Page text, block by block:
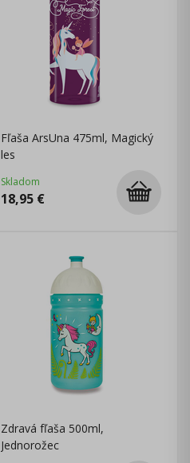
Fľaša ArsUna 475ml, Magický
les
Skladom
18,95 €
Zdravá fľaša 500ml,
Jednorožec